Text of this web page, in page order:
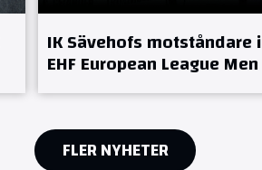
IK Sävehofs motståndare i
EHF European League Men
FLER NYHETER